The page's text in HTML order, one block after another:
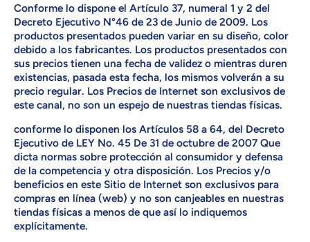
Conforme lo dispone el Artículo 37, numeral 1 y 2 del
Decreto Ejecutivo N°46 de 23 de Junio de 2009. Los
productos presentados pueden variar en su diseño, color
debido a los fabricantes. Los productos presentados con
sus precios tienen una fecha de validez o mientras duren
existencias, pasada esta fecha, los mismos volverán a su
precio regular. Los Precios de Internet son exclusivos de
este canal, no son un espejo de nuestras tiendas físicas.
conforme lo disponen los Artículos 58 a 64, del Decreto
Ejecutivo de LEY No. 45 De 31 de octubre de 2007 Que
dicta normas sobre protección al consumidor y defensa
de la competencia y otra disposición. Los Precios y/o
beneficios en este Sitio de Internet son exclusivos para
compras en línea (web) y no son canjeables en nuestras
tiendas físicas a menos de que así lo indiquemos
explícitamente.